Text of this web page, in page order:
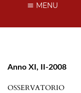
MENU
Anno XI, II-2008
OSSERVATORIO